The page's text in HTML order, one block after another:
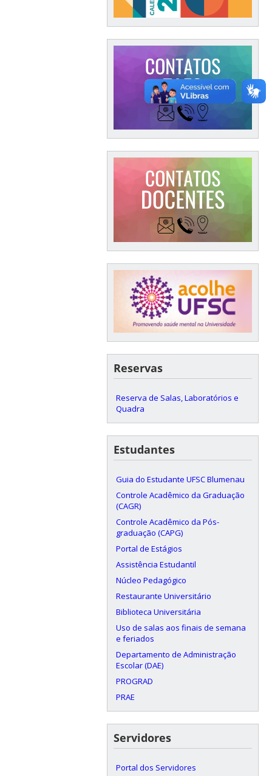
Reservas
Reserva de Salas, Laboratórios e
Quadra
Estudantes
Guia do Estudante UFSC Blumenau
Controle Acadêmico da Graduação
(CAGR)
Controle Acadêmico da Pós-
graduação (CAPG)
Portal de Estágios
Assistência Estudantil
Núcleo Pedagógico
Restaurante Universitário
Biblioteca Universitária
Uso de salas aos finais de semana
e feriados
Departamento de Administração
Escolar (DAE)
PROGRAD
PRAE
Servidores
Portal dos Servidores